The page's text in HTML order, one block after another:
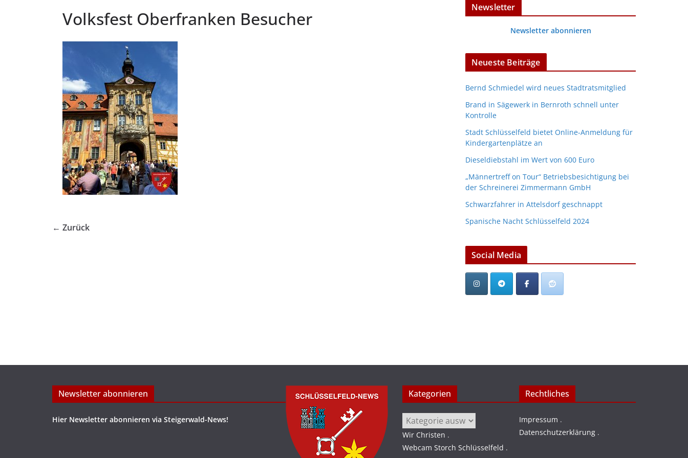
Volksfest Oberfranken Besucher
← Zurück
Newsletter
Newsletter abonnieren
Neueste Beiträge
Bernd Schmiedel wird neues Stadtratsmitglied
Brand in Sägewerk in Bernroth schnell unter
Kontrolle
Stadt Schlüsselfeld bietet Online-Anmeldung für
Kindergartenplätze an
Dieseldiebstahl im Wert von 600 Euro
„Männertreff on Tour“ Betriebsbesichtigung bei
der Schreinerei Zimmermann GmbH
Schwarzfahrer in Attelsdorf geschnappt
Spanische Nacht Schlüsselfeld 2024
Social Media
Newsletter abonnieren
Hier Newsletter abonnieren via Steigerwald-News!
Kategorien
Kategorien
Wir Christen .
Webcam Storch Schlüsselfeld .
Rechtliches
Impressum .
Datenschutzerklärung .